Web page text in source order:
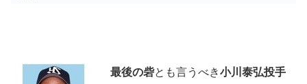
最後の砦とも言うべき小川泰弘投手